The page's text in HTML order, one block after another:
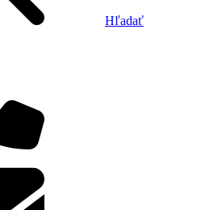
Hľadať